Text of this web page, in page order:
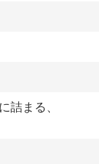
詰まる、